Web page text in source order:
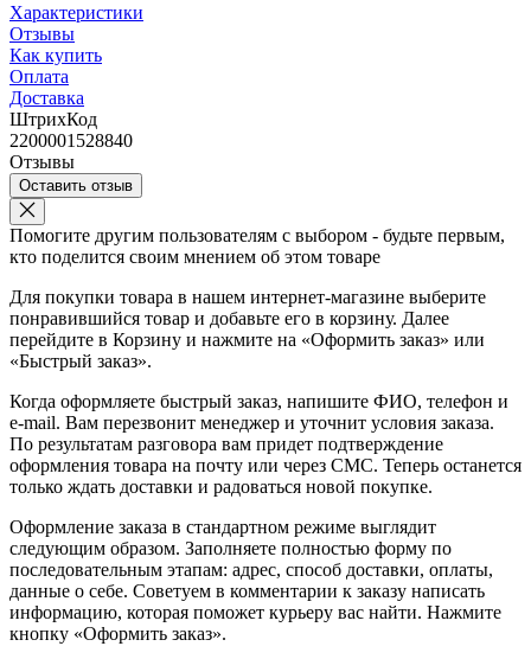
Характеристики
Отзывы
Как купить
Оплата
Доставка
ШтрихКод
2200001528840
Отзывы
Оставить отзыв
Помогите другим пользователям с выбором - будьте первым,
кто поделится своим мнением об этом товаре
Для покупки товара в нашем интернет-магазине выберите
понравившийся товар и добавьте его в корзину. Далее
перейдите в Корзину и нажмите на «Оформить заказ» или
«Быстрый заказ».
Когда оформляете быстрый заказ, напишите ФИО, телефон и
e-mail. Вам перезвонит менеджер и уточнит условия заказа.
По результатам разговора вам придет подтверждение
оформления товара на почту или через СМС. Теперь останется
только ждать доставки и радоваться новой покупке.
Оформление заказа в стандартном режиме выглядит
следующим образом. Заполняете полностью форму по
последовательным этапам: адрес, способ доставки, оплаты,
данные о себе. Советуем в комментарии к заказу написать
информацию, которая поможет курьеру вас найти. Нажмите
кнопку «Оформить заказ».